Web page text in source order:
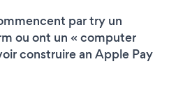
par try un
ou ont un « computer
construire an Apple Pay